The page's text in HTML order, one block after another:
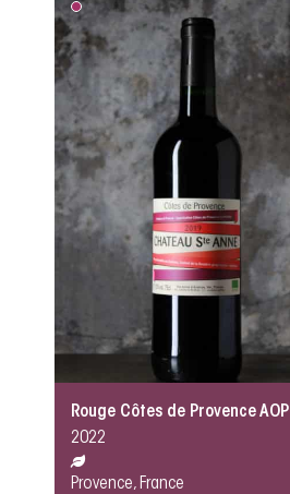
Rouge Côtes de Provence AOP
2022
Provence, France